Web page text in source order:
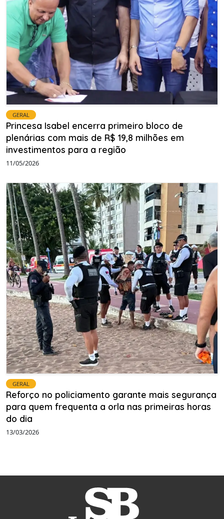
GERAL
Princesa Isabel encerra primeiro bloco de
plenárias com mais de R$ 19,8 milhões em
investimentos para a região
11/05/2026
GERAL
Reforço no policiamento garante mais segurança
para quem frequenta a orla nas primeiras horas
do dia
13/03/2026